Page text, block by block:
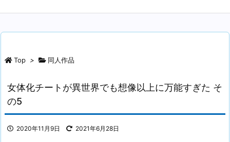
Top > 同人作品
女体化チートが異世界でも想像以上に万能すぎた そ
の5
2020年11月9日 2021年6月28日